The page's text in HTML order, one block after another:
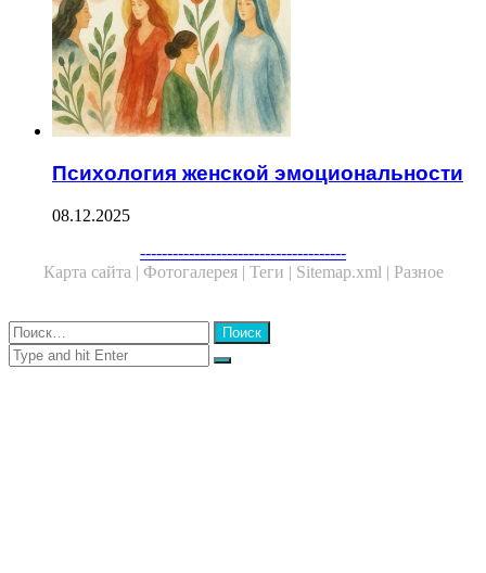
Психология женской эмоциональности
08.12.2025
--------------------------------------
Карта сайта | Фотогалерея | Теги | Sitemap.xml | Разное
Close
Найти:
Close
Search